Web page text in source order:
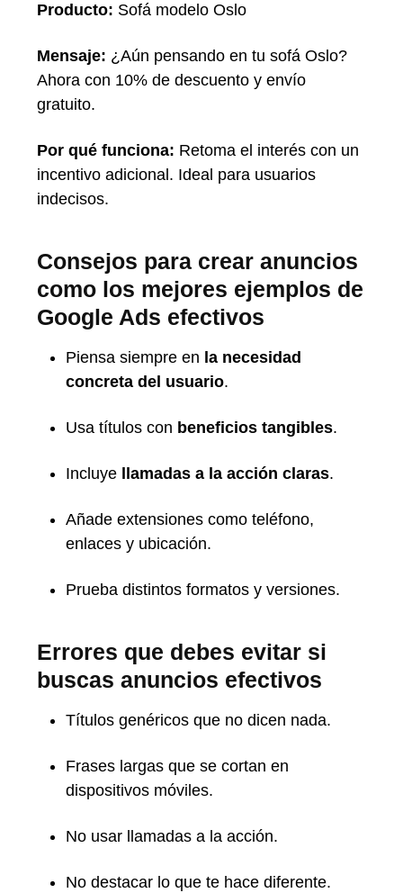
Producto: Sofá modelo Oslo
Mensaje: ¿Aún pensando en tu sofá Oslo?
Ahora con 10% de descuento y envío
gratuito.
Por qué funciona: Retoma el interés con un
incentivo adicional. Ideal para usuarios
indecisos.
Consejos para crear anuncios
como los mejores ejemplos de
Google Ads efectivos
Piensa siempre en la necesidad
concreta del usuario.
Usa títulos con beneficios tangibles.
Incluye llamadas a la acción claras.
Añade extensiones como teléfono,
enlaces y ubicación.
Prueba distintos formatos y versiones.
Errores que debes evitar si
buscas anuncios efectivos
Títulos genéricos que no dicen nada.
Frases largas que se cortan en
dispositivos móviles.
No usar llamadas a la acción.
No destacar lo que te hace diferente.